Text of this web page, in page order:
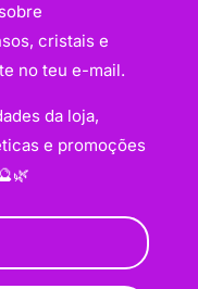
cristais e
no teu e-mail.
da loja,
e promoções